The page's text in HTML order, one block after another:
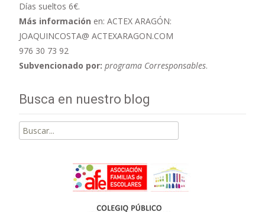
Días sueltos 6€.
Más información en: ACTEX ARAGÓN:
JOAQUINCOSTA@ ACTEXARAGON.COM
976 30 73 92
Subvencionado por: programa Corresponsables.
Busca en nuestro blog
Buscar
por: